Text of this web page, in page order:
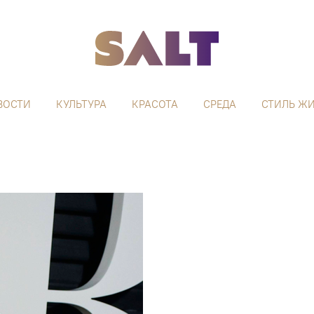
КУЛЬТУРА КРАСОТА СРЕДА СТИЛЬ